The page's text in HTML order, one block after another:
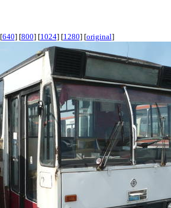
[640] [800] [1024] [1280] [original]